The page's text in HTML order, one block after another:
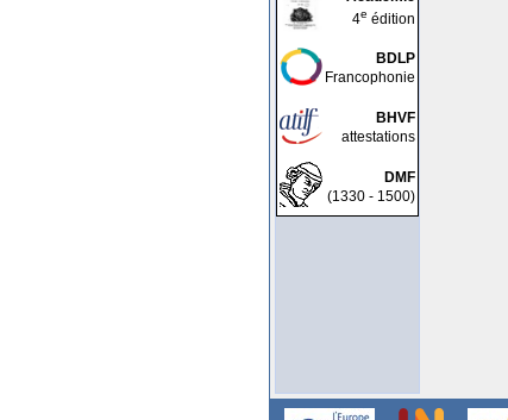
4e édition
BDLP
Francophonie
BHVF
attestations
DMF
(1330 - 1500)